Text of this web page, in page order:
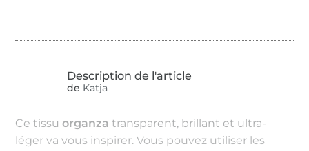
de Katja
Ce tissuorganza transparent, brillant et ultra-
léger va vous inspirer. Vous pouvez utiliser les